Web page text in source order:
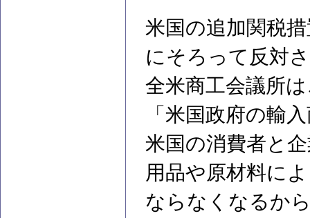
米国の追加関税
にそろって反対
全米商工会議所
「米国政府の輸
米国の消費者と
用品や原材料に
ならなくなるか